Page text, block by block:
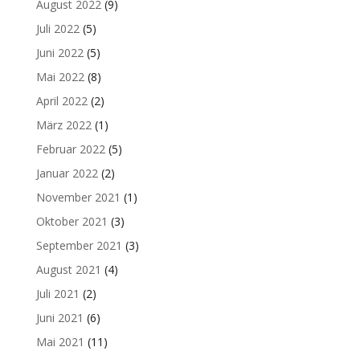
August 2022(9)
Juli 2022(5)
Juni 2022(5)
Mai 2022(8)
April 2022(2)
März 2022(1)
Februar 2022(5)
Januar 2022(2)
November 2021 (1)
Oktober 2021 (3)
September 2021 (3)
August 2021 (4)
Juli 2021 (2)
Juni 2021 (6)
Mai 2021 (11)